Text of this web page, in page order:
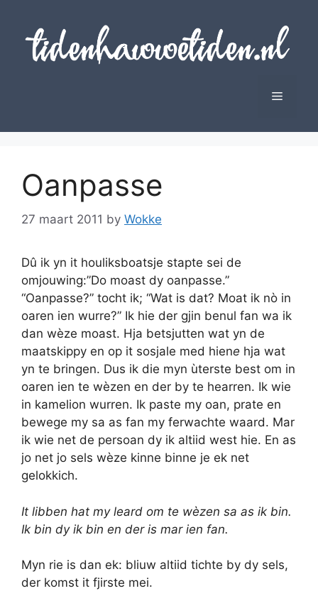
content
Menu
Oanpasse
27 maart 2011 by Wokke
Dû ik yn it houliksboatsje stapte sei de
omjouwing:”Do moast dy oanpasse.”
“Oanpasse?” tocht ik; “Wat is dat? Moat ik nò in
oaren ien wurre?” Ik hie der gjin benul fan wa ik
dan wèze moast. Hja betsjutten wat yn de
maatskippy en op it sosjale med hiene hja wat
yn te bringen. Dus ik die myn ùterste best om in
oaren ien te wèzen en der by te hearren. Ik wie
in kamelion wurren. Ik paste my oan, prate en
bewege my sa as fan my ferwachte waard. Mar
ik wie net de persoan dy ik altiid west hie. En as
jo net jo sels wèze kinne binne je ek net
gelokkich.
It libben hat my leard om te wèzen sa as ik bin.
Ik bin dy ik bin en der is mar ien fan.
Myn rie is dan ek: bliuw altiid tichte by dy sels,
der komst it fjirste mei.